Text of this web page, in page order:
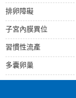
排卵障礙
子宮內膜異位
習慣性流產
多囊卵巢